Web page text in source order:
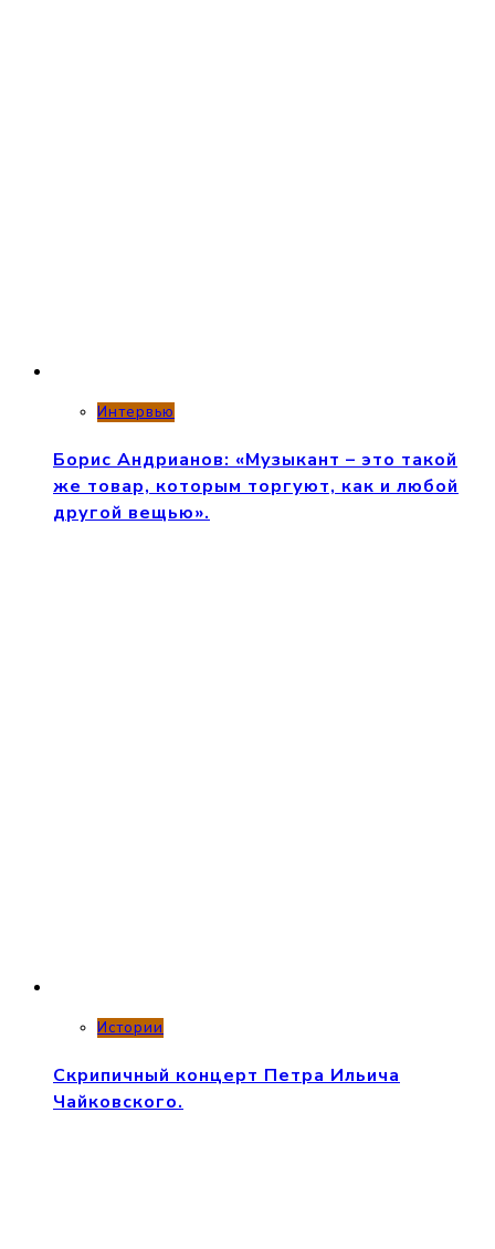
Интервью
Борис Андрианов: «Музыкант – это такой
же товар, которым торгуют, как и любой
другой вещью».
Истории
Скрипичный концерт Петра Ильича
Чайковского.